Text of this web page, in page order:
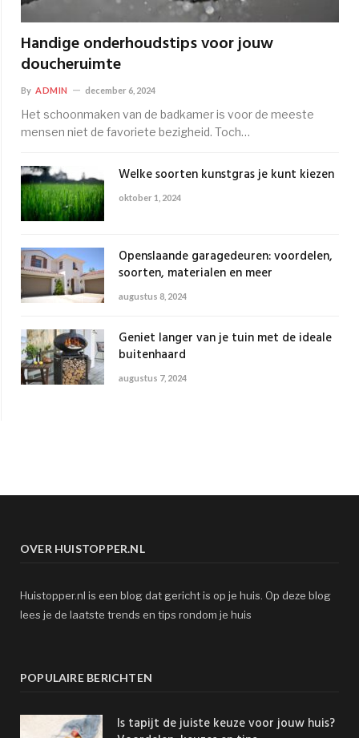
Handige onderhoudstips voor jouw
doucheruimte
By ADMIN december 6, 2024
Het schoonmaken van de badkamer is voor de meeste
mensen niet de favoriete bezigheid. Toch…
Welke soorten kunstgras je kunt kiezen
oktober 1, 2024
Openslaande garagedeuren: voordelen,
soorten, materialen en meer
augustus 8, 2024
Geniet langer van je tuin met de ideale
buitenhaard
augustus 7, 2024
OVER HUISTOPPER.NL
Huistopper.nl is een blog dat gericht is op je huis. Op deze blog
lees je de laatste trends en tips rondom je huis
POPULAIRE BERICHTEN
Is tapijt de juiste keuze voor jouw huis?